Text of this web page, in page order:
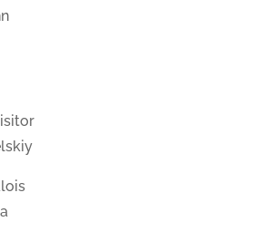
Inquisitor
de Valois